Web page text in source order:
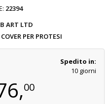
22394
ART LTD
COVER PER PROTESI
Spedito in:
10 giorni
00